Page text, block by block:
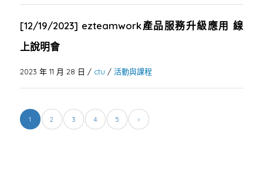
[12/19/2023] ezteamwork產品服務升級應用 線
上說明會
2023 年 11 月 28 日 / ctu / 活動與課程
1 2 3 4 5 ›